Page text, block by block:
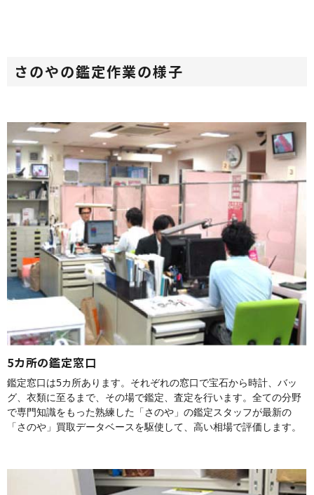
さのやの鑑定作業の様子
5カ所の鑑定窓口
鑑定窓口は5カ所あります。それぞれの窓口で宝石から時計、バッ
グ、衣類に至るまで、その場で鑑定、査定を行います。全ての分野
で専門知識をもった熟練した「さのや」の鑑定スタッフが最新の
「さのや」買取データベースを駆使して、高い相場で評価します。